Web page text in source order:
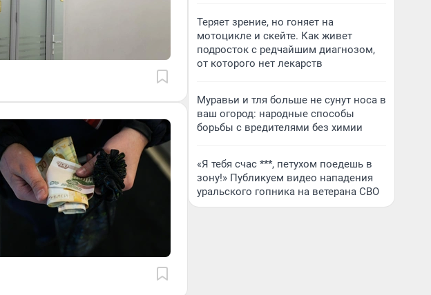
Теряет зрение, но гоняет на
мотоцикле и скейте. Как живет
подросток с редчайшим диагнозом,
от которого нет лекарств
Муравьи и тля больше не сунут носа в
ваш огород: народные способы
борьбы с вредителями без химии
«Я тебя счас ***, петухом поедешь в
зону!» Публикуем видео нападения
уральского гопника на ветерана СВО